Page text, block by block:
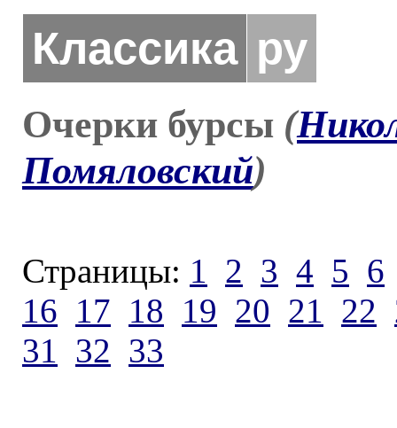
Классика ру
Очерки бурсы (
Помяловский)
Страницы: 1 2 3 4 5 6
16 17 18 19 20 21 22
31 32 33